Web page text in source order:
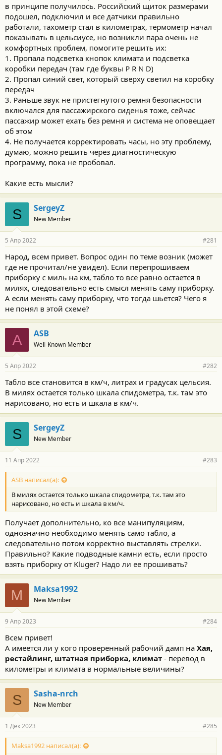
в принципе получилось. Российский щиток размерами
подошел, подключил и все датчики правильно
работали, тахометр стал в километрах, термометр начал
показывать в цельсиусе, но возникли пара очень не
комфортных проблем, помогите решить их:
1. Пропала подсветка кнопок климата и подсветка
коробки передач (там где буквы P R N D)
2. Пропал синий свет, который сверху светил на коробку
передач
3. Раньше звук не пристегнутого ремня безопасности
включался для пассажирского сиденья тоже, сейчас
пассажир может ехать без ремня и система не оповещает
об этом
4. Не получается корректировать часы, но эту проблему,
думаю, можно решить через диагностическую
программу, пока не пробовал.
Какие есть мысли?
S SergeyZ
New Member
5 Апр 2022 #281
Народ, всем привет. Вопрос один по теме возник (может
где не прочитал/не увидел). Если перепрошиваем
приборку с миль на км, табло то все равно остается в
милях, следовательно есть смысл менять саму приборку.
А если менять саму приборку, что тогда шьется? Чего я
не понял в этой схеме?
A ASB
Well-Known Member
5 Апр 2022 #282
Табло все становится в км/ч, литрах и градусах цельсия.
В милях остается только шкала спидометра, т.к. там это
нарисовано, но есть и шкала в км/ч.
S SergeyZ
New Member
11 Апр 2022 #283
ASB написал(а):
В милях остается только шкала спидометра, т.к. там это
нарисовано, но есть и шкала в км/ч.
Получает дополнительно, ко все манипуляциям,
однозначно необходимо менять само табло, а
следовательно потом корректно выставлять стрелки.
Правильно? Какие подводные камни есть, если просто
взять приборку от Kluger? Надо ли ее прошивать?
M Maksa1992
New Member
9 Апр 2023 #284
Всем привет!
А имеется ли у кого проверенный рабочий дамп на Хая,
рестайлинг, штатная приборка, климат - перевод в
километры и климата в нормальные величины?
S Sasha-nrch
New Member
1 Дек 2023 #285
Maksa1992 написал(а):